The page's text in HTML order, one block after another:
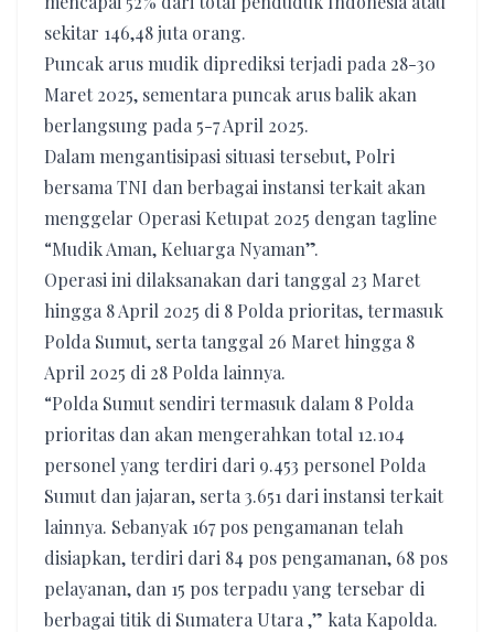
sekitar 146,48 juta orang.
Puncak arus mudik diprediksi terjadi pada 28-30
Maret 2025, sementara puncak arus balik akan
berlangsung pada 5-7 April 2025.
Dalam mengantisipasi situasi tersebut, Polri
bersama TNI dan berbagai instansi terkait akan
menggelar Operasi Ketupat 2025 dengan tagline
“Mudik Aman, Keluarga Nyaman”.
Operasi ini dilaksanakan dari tanggal 23 Maret
hingga 8 April 2025 di 8 Polda prioritas, termasuk
Polda Sumut, serta tanggal 26 Maret hingga 8
April 2025 di 28 Polda lainnya.
“Polda Sumut sendiri termasuk dalam 8 Polda
prioritas dan akan mengerahkan total 12.104
personel yang terdiri dari 9.453 personel Polda
Sumut dan jajaran, serta 3.651 dari instansi terkait
lainnya. Sebanyak 167 pos pengamanan telah
disiapkan, terdiri dari 84 pos pengamanan, 68 pos
pelayanan, dan 15 pos terpadu yang tersebar di
berbagai titik di Sumatera Utara ,” kata Kapolda.